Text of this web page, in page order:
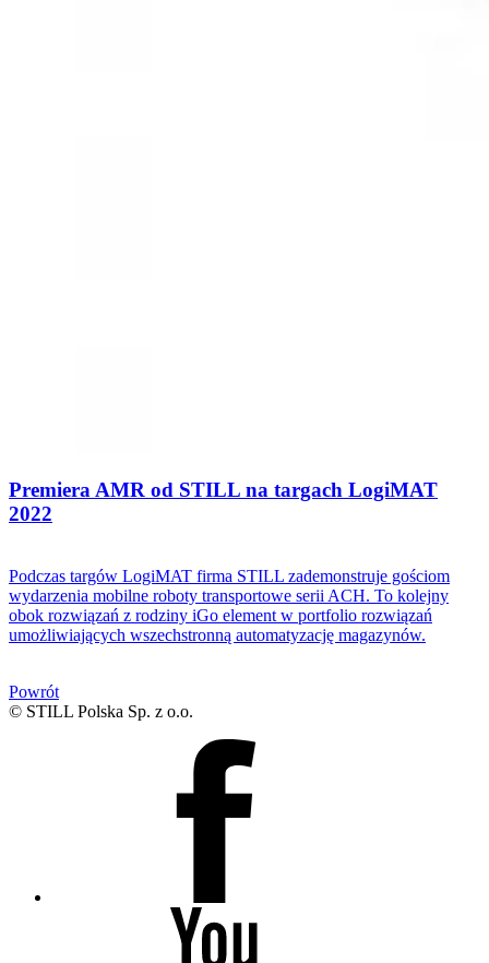
Premiera AMR od STILL na targach LogiMAT
2022
Podczas targów LogiMAT firma STILL zademonstruje gościom
wydarzenia mobilne roboty transportowe serii ACH. To kolejny
obok rozwiązań z rodziny iGo element w portfolio rozwiązań
umożliwiających wszechstronną automatyzację magazynów.
Powrót
© STILL Polska Sp. z o.o.